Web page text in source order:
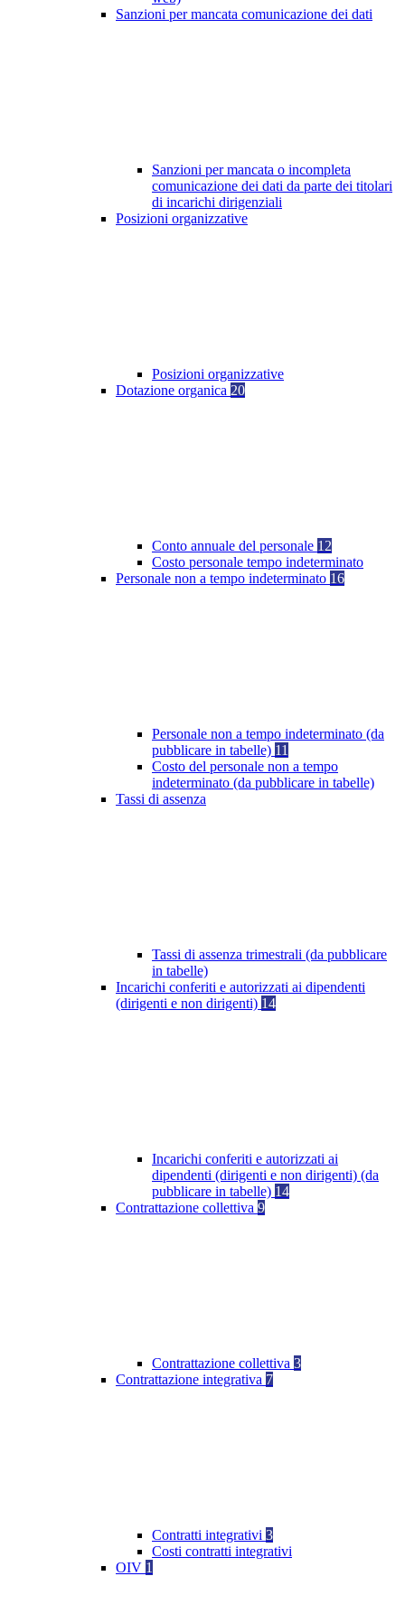
Sanzioni per mancata comunicazione dei dati
Sanzioni per mancata o incompleta
comunicazione dei dati da parte dei titolari
di incarichi dirigenziali
Posizioni organizzative
Posizioni organizzative
Dotazione organica 20
Conto annuale del personale 12
Costo personale tempo indeterminato
Personale non a tempo indeterminato 16
Personale non a tempo indeterminato (da
pubblicare in tabelle) 11
Costo del personale non a tempo
indeterminato (da pubblicare in tabelle)
Tassi di assenza
Tassi di assenza trimestrali (da pubblicare
in tabelle)
Incarichi conferiti e autorizzati ai dipendenti
(dirigenti e non dirigenti) 14
Incarichi conferiti e autorizzati ai
dipendenti (dirigenti e non dirigenti) (da
pubblicare in tabelle) 14
Contrattazione collettiva 9
Contrattazione collettiva 3
Contrattazione integrativa 7
Contratti integrativi 3
Costi contratti integrativi
OIV 1